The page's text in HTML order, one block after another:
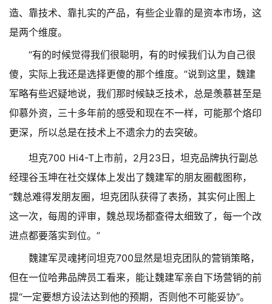
造、靠技术、靠扎实的产品，有些企业靠的是资本市场，这
是两个维度。
“有的时候觉得我们很聪明，有的时候我们认为自己很
傻，实际上我还是选择更傻的那个维度。”说到这里，魏建
军略有些迟疑地说，我们那时候缺乏技术，总是羡慕甚至是
仰慕外资，三十多年前的感受和现在不一样，可能那个烙印
更深，所以总是在技术上不遗余力的去突破。
坦克700 Hi4-T上市前，2月23日，坦克品牌执行副总
经理谷玉坤在社交媒体上发出了魏建军的朋友圈截图称，
“魏总难得发朋友圈，坦克团队获得了表扬，其实何止图上
这一次，每周的评审，魏总现场都查得太细致了，每一个改
进点都要落实到位。”
魏建军灵魂拷问坦克700显然是坦克团队的营销策略，
但在一位哈弗品牌员工看来，能让魏建军亲自下场营销的前
提“一定要想方设法达到他的预期，否则他不可能妥协”。